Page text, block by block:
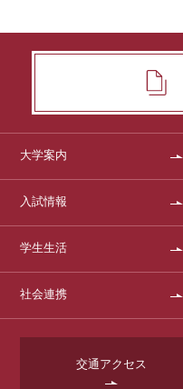
大学案内
入試情報
学生生活
社会連携
交通アクセス